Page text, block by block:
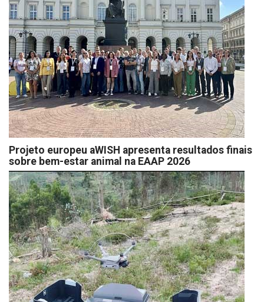
Projeto europeu aWISH apresenta resultados finais
sobre bem-estar animal na EAAP 2026